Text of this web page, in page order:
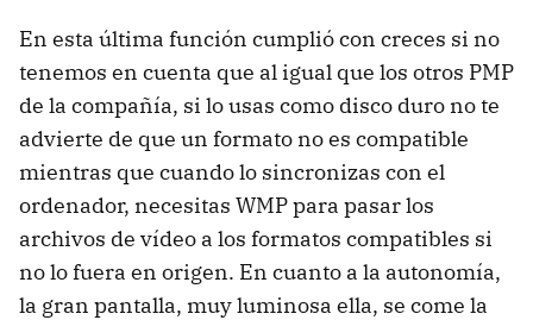
En esta última función cumplió con creces si no
tenemos en cuenta que al igual que los otros PMP
de la compañía, si lo usas como disco duro no te
advierte de que un formato no es compatible
mientras que cuando lo sincronizas con el
ordenador, necesitas WMP para pasar los
archivos de vídeo a los formatos compatibles si
no lo fuera en origen. En cuanto a la autonomía,
la gran pantalla, muy luminosa ella, se come la